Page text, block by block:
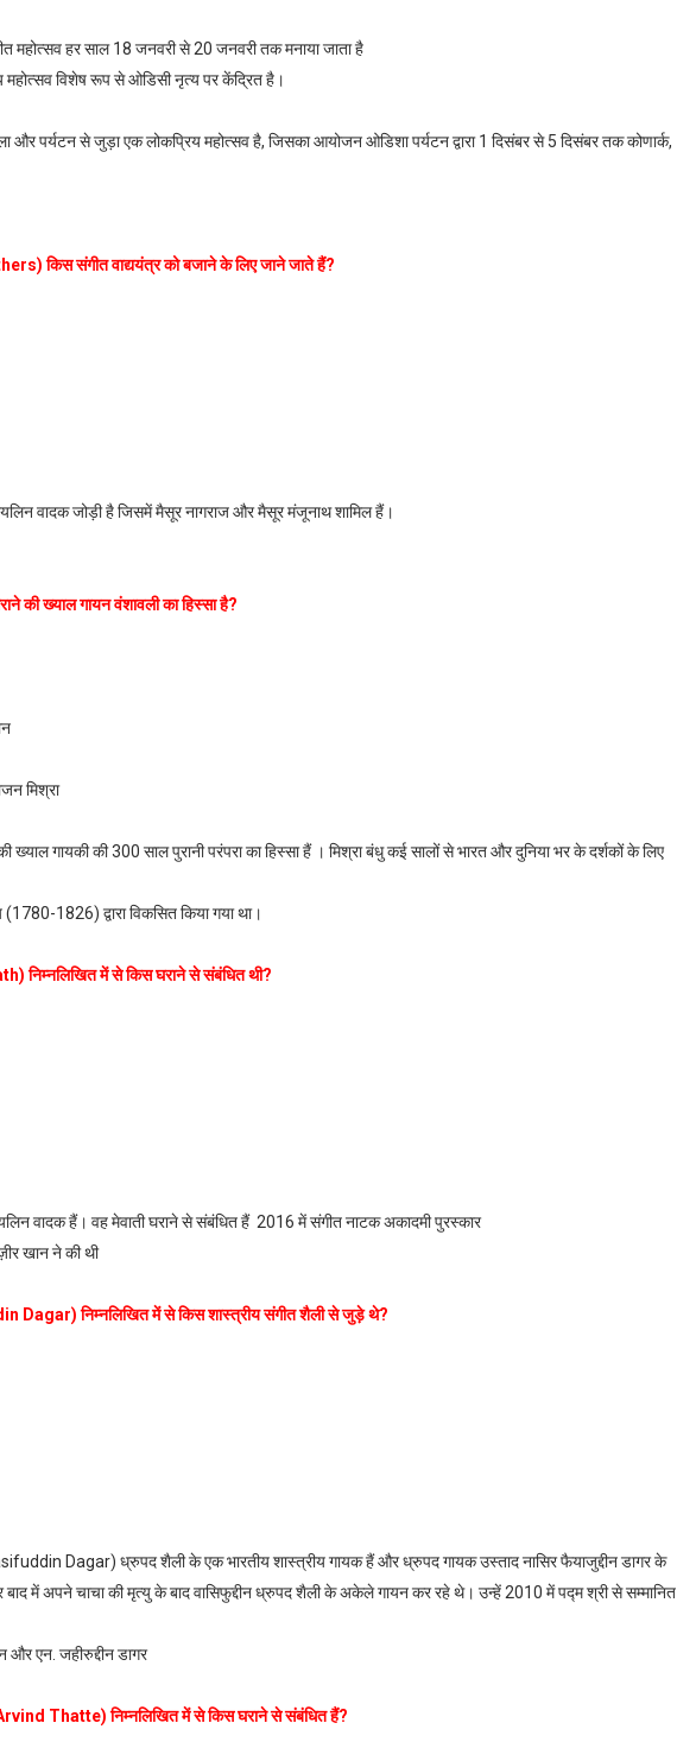
महोत्सव हर साल 18 जनवरी से 20 जनवरी तक मनाया जाता है
महोत्सव विशेष रूप से ओडिसी नृत्य पर केंद्रित है।
और पर्यटन से जुड़ा एक लोकप्रिय महोत्सव है, जिसका आयोजन ओडिशा पर्यटन द्वारा 1 दिसंबर से 5 दिसंबर तक कोणार्क,
किस संगीत वाद्ययंत्र को बजाने के लिए जाने जाते हैं?
वादक जोड़ी है जिसमें मैसूर नागराज और मैसूर मंजूनाथ शामिल हैं।
की ख्याल गायन वंशावली का हिस्सा है?
मिश्रा
ख्याल गायकी की 300 साल पुरानी परंपरा का हिस्सा हैं । मिश्रा बंधु कई सालों से भारत और दुनिया भर के दर्शकों के लिए
1826) द्वारा विकसित किया गया था।
निम्नलिखित में से किस घराने से संबंधित थी?
वादक हैं। वह मेवाती घराने से संबंधित हैं 2016 में संगीत नाटक अकादमी पुरस्कार
खान ने की थी
Dagar) निम्नलिखित में से किस शास्त्रीय संगीत शैली से जुड़े थे?
Dagar) ध्रुपद शैली के एक भारतीय शास्त्रीय गायक हैं और ध्रुपद गायक उस्ताद नासिर फैयाजुद्दीन डागर के
में अपने चाचा की मृत्यु के बाद वासिफुद्दीन ध्रुपद शैली के अकेले गायन कर रहे थे। उन्हें 2010 में पद्म श्री से सम्मानित
और एन. जहीरुद्दीन डागर
Thatte) निम्नलिखित में से किस घराने से संबंधित हैं?